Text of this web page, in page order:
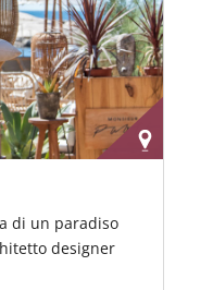
di un paradiso
designer